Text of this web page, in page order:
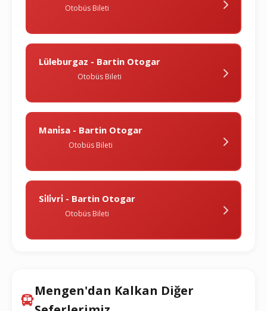
Otobüs Bileti
Lüleburgaz - Bartin Otogar
Otobüs Bileti
Mani̇sa - Bartin Otogar
Otobüs Bileti
Si̇li̇vri̇ - Bartin Otogar
Otobüs Bileti
Mengen'dan Kalkan Diğer